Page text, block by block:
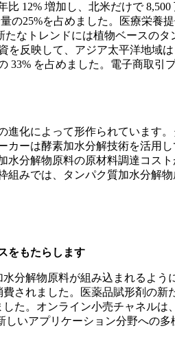
12% 増加し、北米だけで
25%を占めました。医療栄養
なトレンドには植物ベースの
反映して、アジア太平洋地域
を占めました。電子商取引
化によって形作られています
ーは酵素加水分解技術を活用
分解物原料の原材料調達コス
みでは、タンパク質加水分解
をもたらします
分解物原料が組み込まれるよ
されました。医薬品賦形剤の
た。オンライン小売チャネル
いアプリケーション分野への